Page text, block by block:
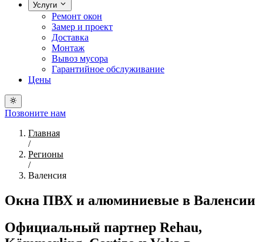
Услуги
Ремонт окон
Замер и проект
Доставка
Монтаж
Вывоз мусора
Гарантийное обслуживание
Цены
Позвоните нам
Главная
/
Регионы
/
Валенсия
Окна ПВХ и алюминиевые в Валенсии
Официальный партнер Rehau,